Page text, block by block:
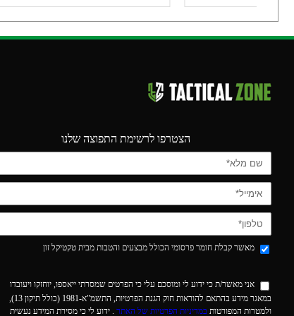
הצטרפו לרשימת התפוצה שלנו
מאשר קבלת חומר פרסומי הכולל מבצעים והטבות מבית טקטיקל זון
אני מאשר/ת כי ידוע לי ומוסכם עלי כי הפרטים שמסרתי ייאספו, יוחזקו ויעובדו
במאגר מידע בהתאם להוראות חוק הגנת הפרטיות, התשמ"א-1981 (כולל תיקון 13),
ולמטרות המפורטות במדיניות הפרטיות של האתר . ידוע לי כי מסירת המידע נעשית